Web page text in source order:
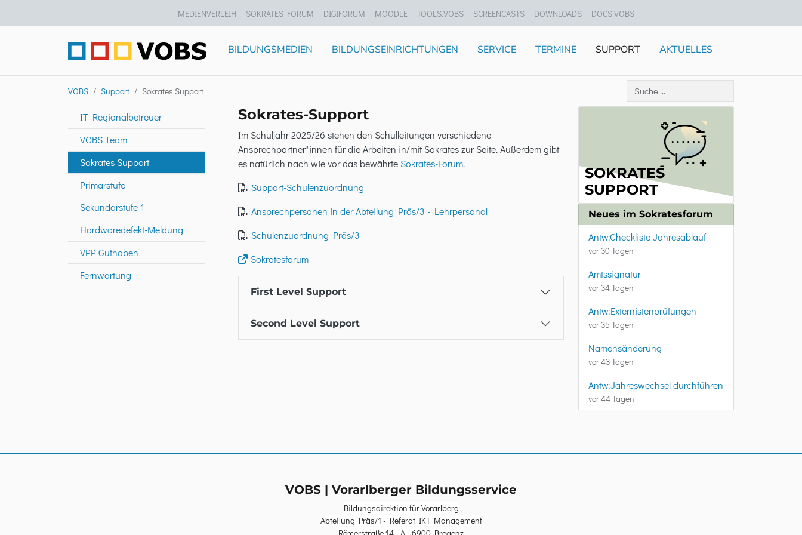
MEDIENVERLEIH SOKRATES FORUM DIGIFORUM MOODLE TOOLS.VOBS SCREENCASTS DOWNLOADS DOCS.VOBS
BILDUNGSMEDIEN BILDUNGSEINRICHTUNGEN SERVICE TERMINE SUPPORT AKTUELLES
VOBS Support Sokrates Support
IT Regionalbetreuer
VOBS Team
Sokrates Support
Primarstufe
Sekundarstufe 1
Hardwaredefekt-Meldung
VPP Guthaben
Fernwartung
Sokrates-Support
Im Schuljahr 2025/26 stehen den Schulleitungen verschiedene
Ansprechpartner*innen für die Arbeiten in/mit Sokrates zur Seite. Außerdem gibt
es natürlich nach wie vor das bewährte Sokrates-Forum.
Support-Schulenzuordnung
Ansprechpersonen in der Abteilung Präs/3 - Lehrpersonal
Schulenzuordnung Präs/3
Sokratesforum
First Level Support
Second Level Support
SOKRATES
SUPPORT
Neues im Sokratesforum
Antw:Checkliste Jahresablauf
vor 30 Tagen
Amtssignatur
vor 34 Tagen
Antw:Externistenprüfungen
vor 35 Tagen
Namensänderung
vor 43 Tagen
Antw:Jahreswechsel durchführen
vor 44 Tagen
VOBS | Vorarlberger Bildungsservice
Bildungsdirektion für Vorarlberg
Abteilung Präs/1 - Referat IKT Management
Römerstraße 14 - A - 6900 Bregenz